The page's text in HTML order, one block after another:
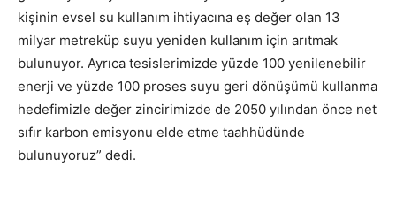
kişinin evsel su kullanım ihtiyacına eş değer olan 13
milyar metreküp suyu yeniden kullanım için arıtmak
bulunuyor. Ayrıca tesislerimizde yüzde 100 yenilenebilir
enerji ve yüzde 100 proses suyu geri dönüşümü kullanma
hedefimizle değer zincirimizde de 2050 yılından önce net
sıfır karbon emisyonu elde etme taahhüdünde
bulunuyoruz” dedi.